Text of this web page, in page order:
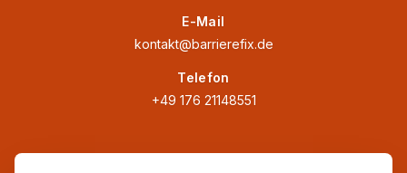
E-Mail
kontakt@barrierefix.de
Telefon
+49 176 21148551